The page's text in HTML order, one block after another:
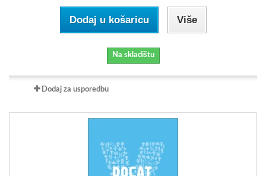
Dodaj u košaricu Više
Na skladištu
Dodaj za usporedbu